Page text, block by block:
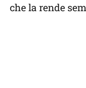
che la rende